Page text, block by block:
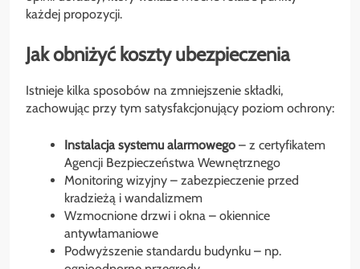
każdej propozycji.
Jak obniżyć koszty ubezpieczenia
Istnieje kilka sposobów na zmniejszenie składki,
zachowując przy tym satysfakcjonujący poziom ochrony:
Instalacja systemu alarmowego – z certyfikatem
Agencji Bezpieczeństwa Wewnętrznego
Monitoring wizyjny – zabezpieczenie przed
kradzieżą i wandalizmem
Wzmocnione drzwi i okna – okiennice
antywłamaniowe
Podwyższenie standardu budynku – np.